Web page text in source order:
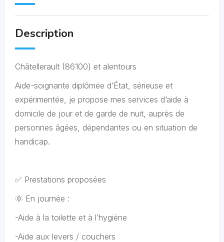
Description
Châtellerault (86100) et alentours
Aide-soignante diplômée d’État, sérieuse et
expérimentée, je propose mes services d’aide à
domicile de jour et de garde de nuit, auprès de
personnes âgées, dépendantes ou en situation de
handicap.
✅ Prestations proposées
🌞 En journée :
-Aide à la toilette et à l’hygiène
-Aide aux levers / couchers